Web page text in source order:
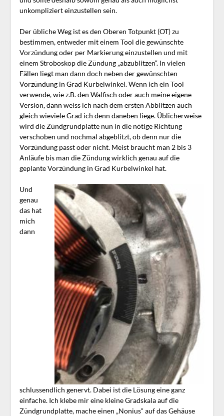
unkompliziert einzustellen sein.
Der übliche Weg ist es den Oberen Totpunkt (OT) zu
bestimmen, entweder mit einem Tool die gewünschte
Vorzündung oder per Markierung einzustellen und mit
einem Stroboskop die Zündung „abzublitzen“. In vielen
Fällen liegt man dann doch neben der gewünschten
Vorzündung in Grad Kurbelwinkel. Wenn ich ein Tool
verwende, wie z.B. den Walfisch oder auch meine eigene
Version, dann weiss ich nach dem ersten Abblitzen auch
gleich wieviele Grad ich denn daneben liege. Üblicherweise
wird die Zündgrundplatte nun in die nötige Richtung
verschoben und nochmal abgeblitzt, ob denn nur die
Vorzündung passt oder nicht. Meist braucht man 2 bis 3
Anläufe bis man die Zündung wirklich genau auf die
geplante Vorzündung in Grad Kurbelwinkel hat.
Und
genau
das hat
mich
dann
schlussendlich genervt. Dabei ist die Lösung eine ganz
einfache. Ich klebe mir eine kleine Gradskala auf die
Zündgrundplatte, mache einen „Nonius“ auf das Gehäuse